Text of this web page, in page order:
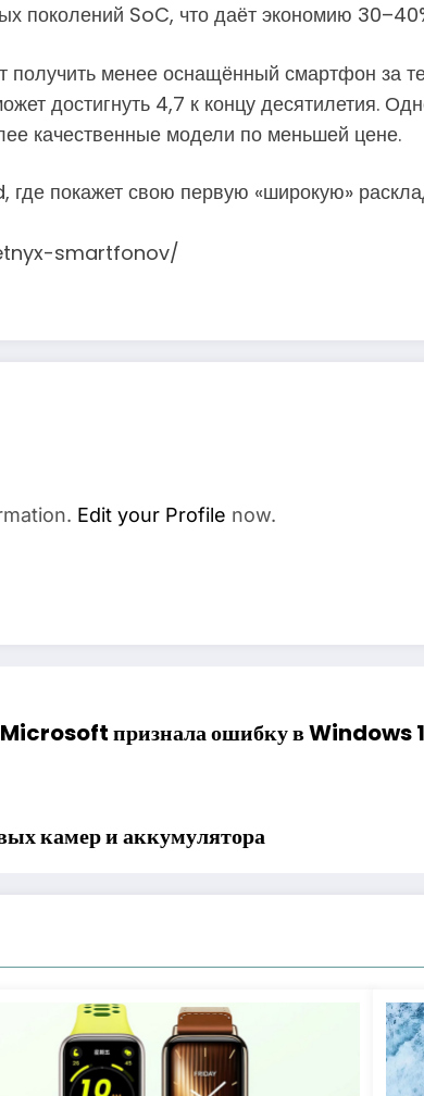
поколений SoC, что даёт экономию
получить менее оснащённый смартфон за
достигнуть 4,7 к концу десятилетия.
качественные модели по меньшей цене.
покажет свою первую «широкую»
smartfonov/
Edit your Profile now.
Microsoft признала ошибку в Windows
камер и аккумулятора